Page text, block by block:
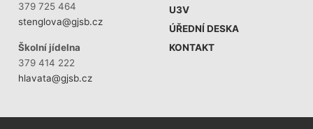
379 725 464
stenglova@gjsb.cz
Školní jídelna
379 414 222
hlavata@gjsb.cz
U3V
ÚŘEDNÍ DESKA
KONTAKT